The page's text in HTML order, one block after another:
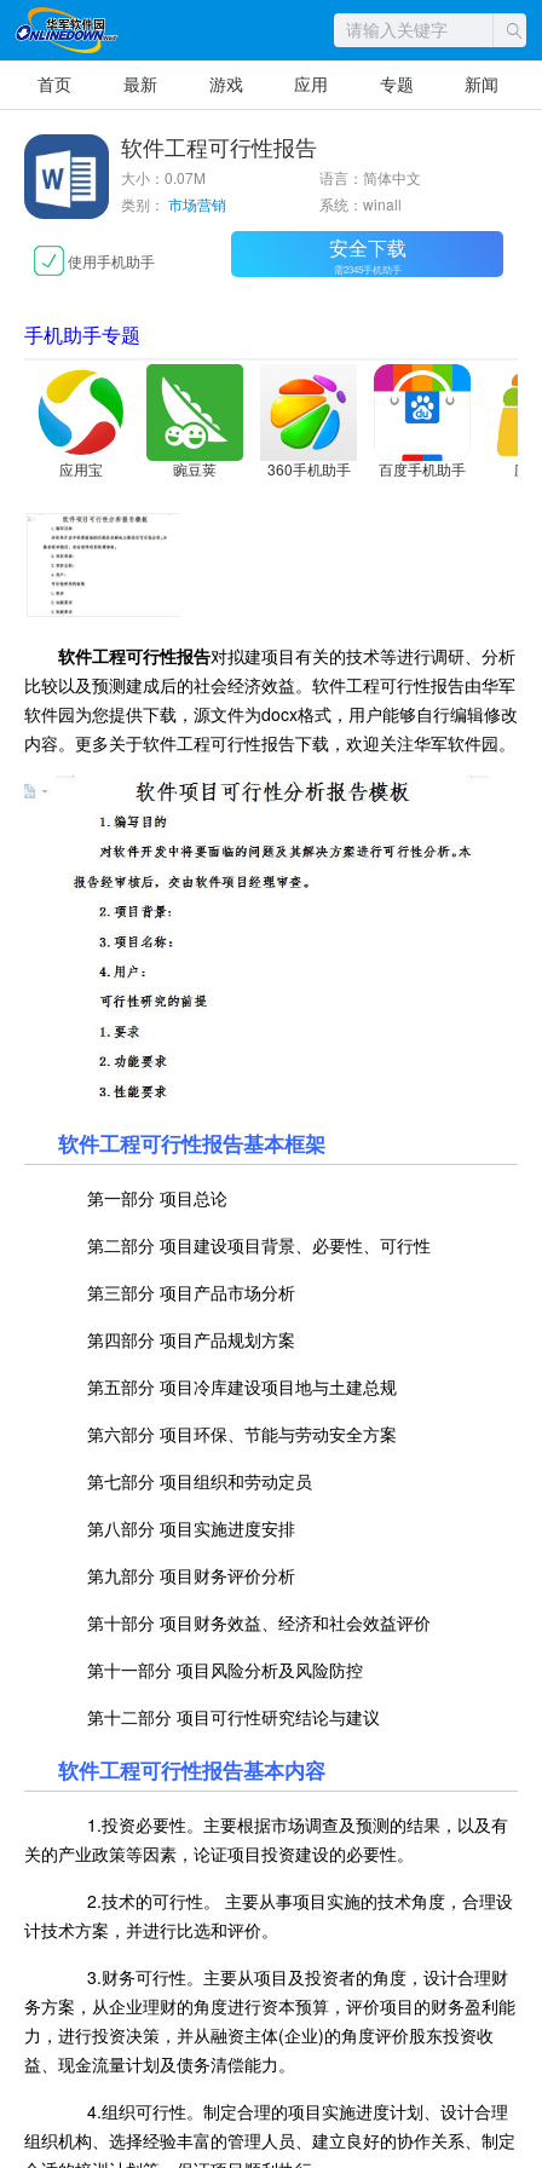
首页 最新 游戏 应用 专题 新闻
软件工程可行性报告
大小：0.07M
语言：简体中文
类别： 市场营销 系统：winall
使用手机助手 安全下载
需2345手机助手
手机助手专题
应用宝 豌豆荚 360手机助手 百度手机助手 应
软件工程可行性报告对拟建项目有关的技术等进行调研、分析
比较以及预测建成后的社会经济效益。软件工程可行性报告由华军
软件园为您提供下载，源文件为docx格式，用户能够自行编辑修改
内容。更多关于软件工程可行性报告下载，欢迎关注华军软件园。
软件工程可行性报告基本框架
第一部分 项目总论
第二部分 项目建设项目背景、必要性、可行性
第三部分 项目产品市场分析
第四部分 项目产品规划方案
第五部分 项目冷库建设项目地与土建总规
第六部分 项目环保、节能与劳动安全方案
第七部分 项目组织和劳动定员
第八部分 项目实施进度安排
第九部分 项目财务评价分析
第十部分 项目财务效益、经济和社会效益评价
第十一部分 项目风险分析及风险防控
第十二部分 项目可行性研究结论与建议
软件工程可行性报告基本内容
1.投资必要性。主要根据市场调查及预测的结果，以及有
关的产业政策等因素，论证项目投资建设的必要性。
2.技术的可行性。 主要从事项目实施的技术角度，合理设
计技术方案，并进行比选和评价。
3.财务可行性。主要从项目及投资者的角度，设计合理财
务方案，从企业理财的角度进行资本预算，评价项目的财务盈利能
力，进行投资决策，并从融资主体(企业)的角度评价股东投资收
益、现金流量计划及债务清偿能力。
4.组织可行性。制定合理的项目实施进度计划、设计合理
组织机构、选择经验丰富的管理人员、建立良好的协作关系、制定